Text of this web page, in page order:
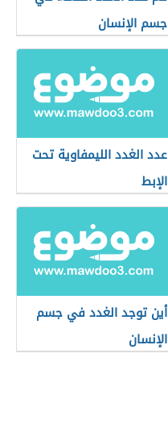
جسم الإنسان
عدد الغدد الليمفاوية تحت
الإبط
أين توجد الغدد في جسم
الإنسان